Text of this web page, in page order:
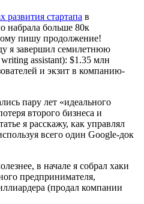
развития стартапа в
набрала больше 80к
пишу продолжение!
я завершил семилетнюю
assistant): $1.35 млн
и экзит в компанию-
пару лет «идеального
второго бизнеса и
я расскажу, как управлял
всего один Google-док
в начале я собрал хаки
предпринимателя,
(продал компании